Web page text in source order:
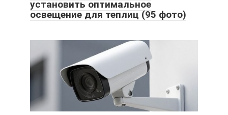
установить оптимальное
освещение для теплиц (95 фото)